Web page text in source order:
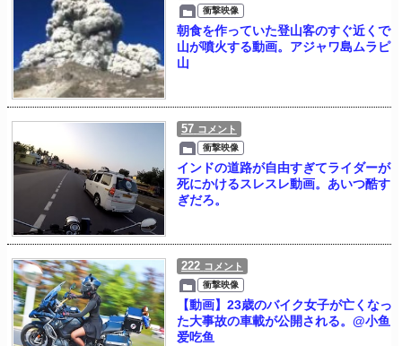
衝撃映像
朝食を作っていた登山客のすぐ近くで
山が噴火する動画。アジャワ島ムラピ
山
57 コメント
衝撃映像
インドの道路が自由すぎてライダーが
死にかけるスレスレ動画。あいつ酷す
ぎだろ。
222 コメント
衝撃映像
【動画】23歳のバイク女子が亡くなっ
た大事故の車載が公開される。@小鱼
爱吃鱼